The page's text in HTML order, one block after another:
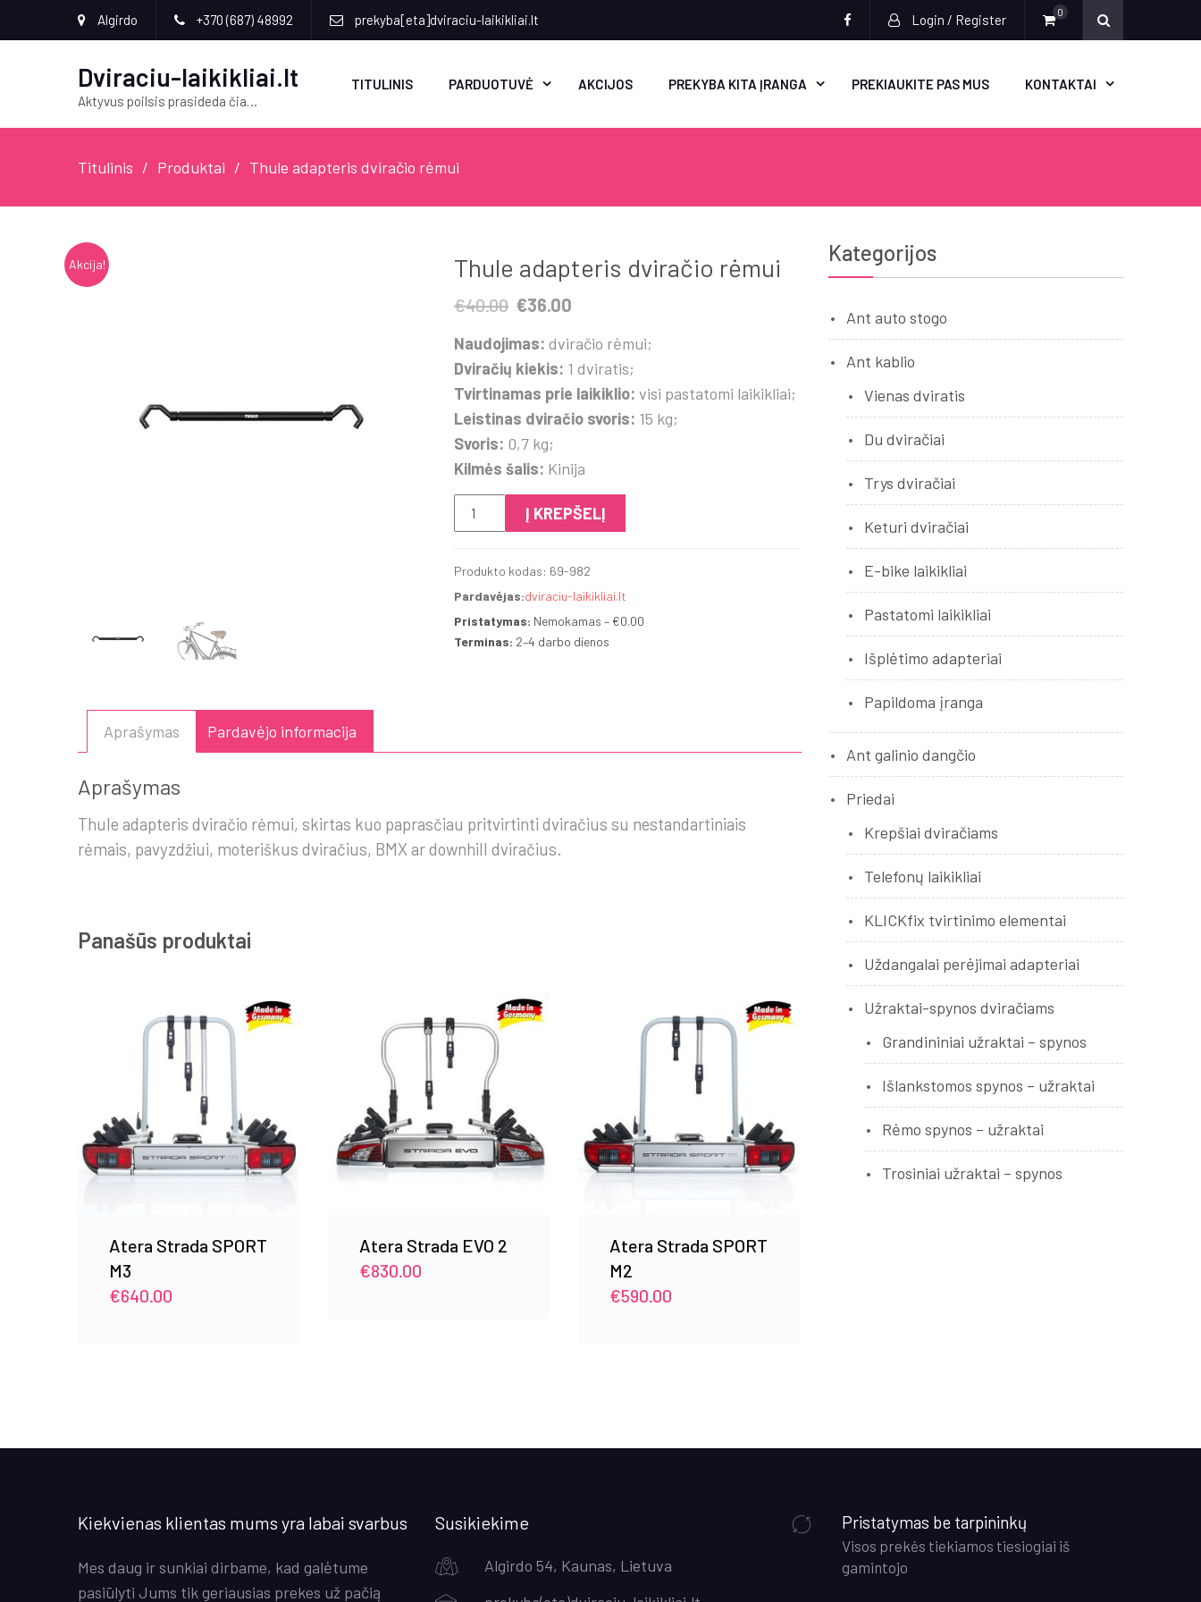
Algirdo +370 (687) 48992 prekyba[eta]dviraciu-laikikliai.lt Login / Register 0
Dviraciu-laikikliai.lt
Aktyvus poilsis prasideda čia…
TITULINIS PARDUOTUVĖ AKCIJOS PREKYBA KITA ĮRANGA PREKIAUKITE PAS MUS KONTAKTAI
Titulinis Produktai Thule adapteris dviračio rėmui
Akcija! Thule adapteris dviračio rėmui
€40.00 Original
was:
€40.00.
€36.00
is:
€36.00.
Naudojimas: dviračio rėmui;
Dviračių kiekis: 1 dviratis;
Tvirtinamas prie laikiklio: visi pastatomi laikikliai;
Leistinas dviračio svoris: 15 kg;
Svoris: 0,7 kg;
Kilmės šalis: Kinija
produkto
kiekis:
adapteris
dviračio
rėmui
Į KREPŠELĮ
Produkto kodas: 69-982
Pardavėjas:dviraciu-laikikliai.lt
Pristatymas: Nemokamas – €0.00
Terminas: 2–4 darbo dienos
Aprašymas Pardavėjo informacija
Aprašymas
Thule adapteris dviračio rėmui, skirtas kuo paprasčiau pritvirtinti dviračius su nestandartiniais
rėmais, pavyzdžiui, moteriškus dviračius, BMX ar downhill dviračius.
Panašūs produktai
Atera Strada SPORT
M3
€640.00
Atera Strada EVO 2
€830.00
Atera Strada SPORT
M2
€590.00
Kategorijos
Ant auto stogo
Ant kablio
Vienas dviratis
Du dviračiai
Trys dviračiai
Keturi dviračiai
E-bike laikikliai
Pastatomi laikikliai
Išplėtimo adapteriai
Papildoma įranga
Ant galinio dangčio
Priedai
Krepšiai dviračiams
Telefonų laikikliai
KLICKfix tvirtinimo elementai
Uždangalai perėjimai adapteriai
Užraktai-spynos dviračiams
Grandininiai užraktai – spynos
Išlankstomos spynos – užraktai
Rėmo spynos – užraktai
Trosiniai užraktai – spynos
Kiekvienas klientas mums yra labai svarbus
Mes daug ir sunkiai dirbame, kad galėtume
pasiūlyti Jums tik geriausias prekes už pačią
Susikiekime
Algirdo 54, Kaunas, Lietuva
Pristatymas be tarpininkų
Visos prekės tiekiamos tiesiogiai iš
gamintojo